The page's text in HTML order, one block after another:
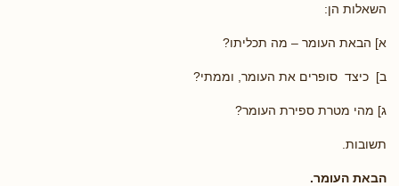
השאלות הן:
א] הבאת העומר – מה תכליתו?
ב] כיצד סופרים את העומר, וממתי?
ג] מהי מטרת ספירת העומר?
תשובות.
הבאת העומר.